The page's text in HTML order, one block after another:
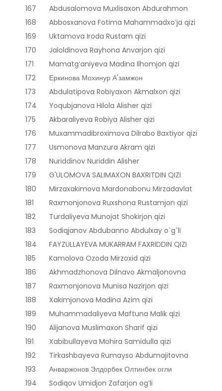
167
Abdusalomova Muxlisaxon Abdurahmon
168
Abbosxanova Fotima Mahammadxoʻja qizi
169
Uktamova Iroda Rustam qizi
170
Jaloldinova Rayhona Anvarjon qizi
171
Mamatgʻaniyeva Madina Ilhomjon qizi
172
Еркинова Мохинур А'замжон
173
Abdulatipova Robiyaxon Akmalxon qizi
174
Yoqubjanova Hilola Alisher qizi
175
Akbaraliyeva Robiya Alisher qizi
176
Muxammadibroximova Dilrabo Baxtiyor qizi
177
Usmonova Manzura Akram qizi
178
Nuriddinov Nuriddin Alisher
179
G'ULOMOVA SALIMAXON BAXRITDIN QIZI
180
Mirzaxakimova Mardonabonu Mirzadavlat
181
Raxmonjonova Ruxshona Rustamjon qizi
182
Turdaliyeva Munojat Shokirjon qizi
183
Sodiqjanov Abdubanno Abdulxay o`g`li
184
FAYZULLAYEVA MUKARRAM FAXRIDDIN QIZI
185
Kamolova Ozoda Mirzoxid qizi
186
Akhmadzhonova Dilnavo Akmaljonovna
187
Raxmonjonova Munisa Nazirjon qizi
188
Xakimjonova Madina Azim qizi
189
Muhammadaliyeva Maftuna Malik qizi
190
Alijanova Muslimaxon Sharif qizi
191
Xabibullayeva Mohira Samidulla qizi
192
Tirkashbayeva Rumayso Abdumajitovna
193
Анваржонов Элдорбек Олтинбек огли
194
Sodiqov Umidjon Zafarjon ogʻli